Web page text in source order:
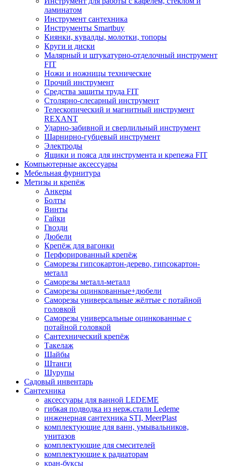
ламинатом
Инструмент сантехника
Инструменты Smartbuy
Киянки, кувалды, молотки, топоры
Круги и диски
Малярный и штукатурно-отделочный инструмент
FIT
Ножи и ножницы технические
Прочий инструмент
Средства защиты труда FIT
Столярно-слесарный инструмент
Телескопический и магнитный инструмент
REXANT
Ударно-забивной и сверлильный инструмент
Шарнирно-губцевый инструмент
Электроды
Ящики и пояса для инструмента и крепежа FIT
Компьютерные аксессуары
Мебельная фурнитура
Метизы и крепёж
Анкеры
Болты
Винты
Гайки
Гвозди
Дюбели
Крепёж для вагонки
Перфорированный крепёж
Саморезы гипсокартон-дерево, гипсокартон-
металл
Саморезы металл-металл
Саморезы оцинкованные+дюбели
Саморезы универсальные жёлтые с потайной
головкой
Саморезы универсальные оцинкованные с
потайной головкой
Сантехнический крепёж
Такелаж
Шайбы
Штанги
Шурупы
Садовый инвентарь
Сантехника
аксессуары для ванной LEDEME
гибкая подводка из нерж.стали Ledeme
инженерная сантехника STI, MeerPlast
комплектующие для ванн, умывальников,
унитазов
комплектующие для смесителей
комплектующие к радиаторам
кран-буксы